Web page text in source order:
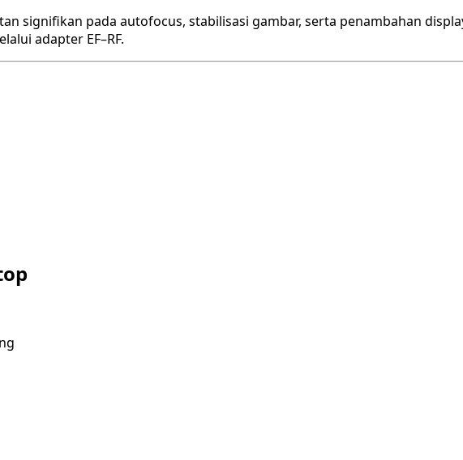
signifikan pada autofocus, stabilisasi gambar, serta penambahan
adapter EF–RF.